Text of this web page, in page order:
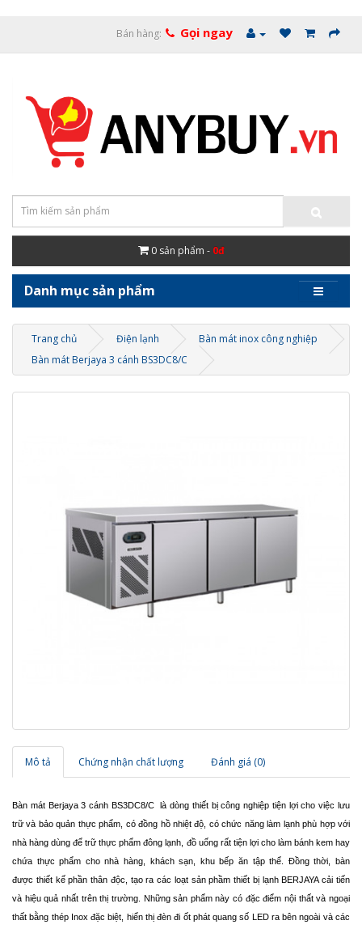
Bán hàng: Gọi ngay
0 sản phẩm - 0đ
Danh mục sản phẩm
Trang chủ Điện lạnh
Bàn mát inox công nghiệp
Bàn mát Berjaya 3 cánh BS3DC8/C
Mô tả Chứng nhận chất lượng Đánh giá (0)
Bàn mát Berjaya 3 cánh BS3DC8/Clà dòng thiết bị công nghiệp tiện lợi cho việc lưu
trữ và bảo quản thực phẩm, có đồng hồ nhiệt độ, có chức năng làm lạnh phù hợp với
nhà hàng dùng để trữ thực phẩm đông lạnh, đồ uống rất tiện lợi cho làm bánh kem hay
chứa thực phẩm cho nhà hàng, khách sạn, khu bếp ăn tập thể. Đồng thời, bàn
được thiết kế phần thân độc, tạo ra các loạt sản phầm thiết bị lạnh BERJAYA cải tiến
và hiệu quả nhất trên thị trường. Những sản phẩm này có đặc điểm nội thất và ngoại
thất bằng thép Inox đặc biệt, hiển thị đèn đi ốt phát quang số LED ra bên ngoài và các